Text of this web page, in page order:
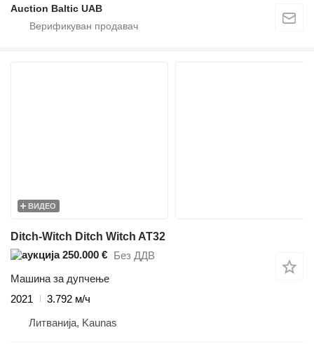
Auction Baltic UAB
ВИДЕО
Ditch-Witch Ditch Witch AT32
250.000 € Без ДДВ
Машина за дупчење
2021
3.792 м/ч
Литванија, Kaunas